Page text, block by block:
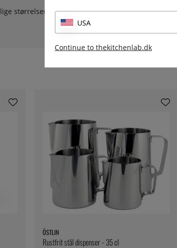
størrelser.
ÖSTLIN
Rustfrit stål dispenser - 35 cl
USA
Continue to thekitchenlab.dk